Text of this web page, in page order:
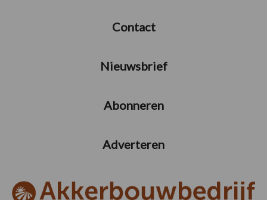
Contact
Nieuwsbrief
Abonneren
Adverteren